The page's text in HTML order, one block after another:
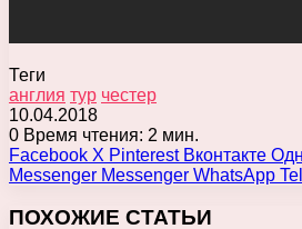
Теги
англия тур честер
10.04.2018
0 Время чтения: 2 мин.
Facebook X Pinterest Вконтакте
Messenger Messenger WhatsApp
ПОХОЖИЕ СТАТЬИ